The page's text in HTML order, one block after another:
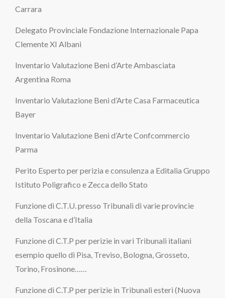
Carrara
Delegato Provinciale Fondazione Internazionale Papa
Clemente XI Albani
Inventario Valutazione Beni d’Arte Ambasciata
Argentina Roma
Inventario Valutazione Beni d’Arte Casa Farmaceutica
Bayer
Inventario Valutazione Beni d’Arte Confcommercio
Parma
Perito Esperto per perizia e consulenza a Editalia Gruppo
Istituto Poligrafico e Zecca dello Stato
Funzione di C.T.U. presso Tribunali di varie provincie
della Toscana e d’Italia
Funzione di C.T.P per perizie in vari Tribunali italiani
esempio quello di Pisa, Treviso, Bologna, Grosseto,
Torino, Frosinone……
Funzione di C.T.P per perizie in Tribunali esteri (Nuova